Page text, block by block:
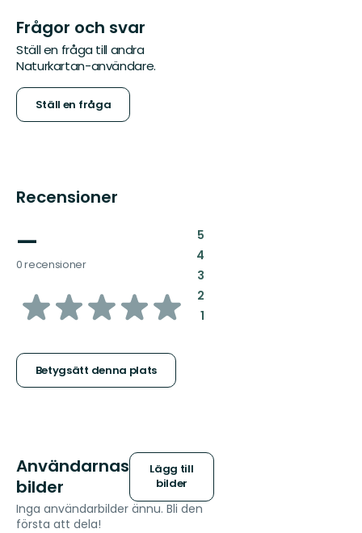
Frågor och svar
Ställ en fråga till andra
Naturkartan-användare.
Ställ en fråga
Recensioner
—
0 recensioner
av
stjärnor
Betygsätt denna plats
5:
4:
3:
2:
1:
Användarnas
bilder
Lägg till
bilder
Inga användarbilder ännu. Bli den
första att dela!